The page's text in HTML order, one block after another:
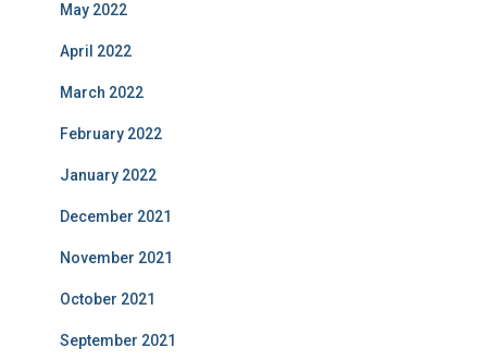
May 2022
April 2022
March 2022
February 2022
January 2022
December 2021
November 2021
October 2021
September 2021